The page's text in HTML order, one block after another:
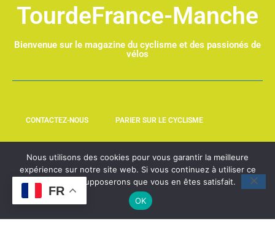
TourdeFrance-Manche
Bienvenue sur le magazine du cyclisme et des passionés de
vélos
CONTACTEZ-NOUS PARIER SUR LE CYCLISME
LEQUIPE237.COM NOUVELHOMME.FR
@2025 – All Rights Reserved. Designed and Developed by
FR
Nous utilisons des cookies pour vous garantir la meilleure
expérience sur notre site web. Si vous continuez à utiliser ce
site, nous supposerons que vous en êtes satisfait.
OK